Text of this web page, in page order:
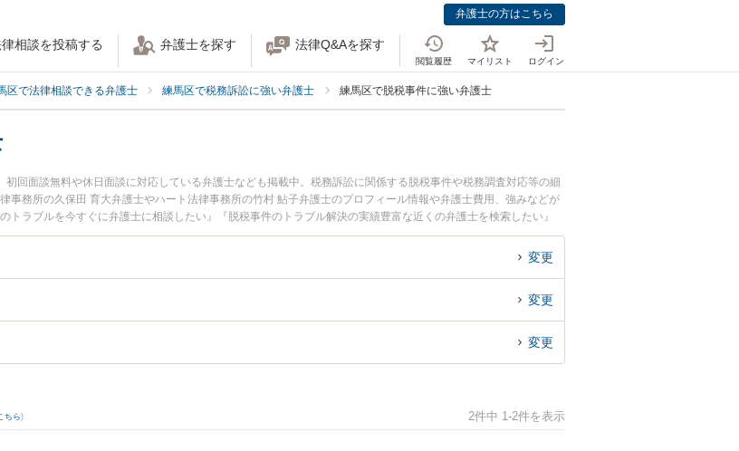
弁護士の方はこちら
相談を投稿する 弁護士を探す 法律Q&Aを探す
閲覧履歴 マイリスト ログイン
区で法律相談できる弁護士 練馬区で税務訴訟に強い弁護士 練馬区で脱税事件に強い弁護士
回面談無料や休日面談に対応している弁護士なども掲載中。税務訴訟に関係する脱税事件や税務調査対応等の細
事務所の久保田 育大弁護士やハート法律事務所の竹村 鮎子弁護士のプロフィール情報や弁護士費用、強みなどが
ラブルを今すぐに弁護士に相談したい』『脱税事件のトラブル解決の実績豊富な近くの弁護士を検索したい』
相談予約したい』などでお困りの相談者さんにおすすめです。
変更
変更
変更
ちら) 2件中 1-2件を表示